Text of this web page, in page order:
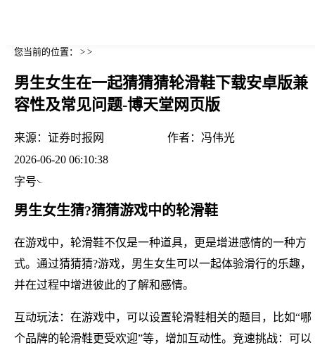
您当前的位置： > >
男生女生在一起猜猜猜轮滑鞋下载安卓版兼
容性及常见问题-博天堂网页版
来源： 证券时报网 作者： 冯伟光
2026-06-20 06:10:38
字号
男生女生猜?猜猜游戏中的轮滑鞋
在游戏中，轮滑鞋不仅是一种道具，更是增进感情的一种方
式。通过猜猜猜?游戏，男生女生可以一起体验滑行的乐趣，
并在过程中增进彼此的了解和感情。
互动玩法：在游戏中，可以设置轮滑鞋相关的题目，比如“哪
个品牌的轮滑鞋更受欢迎”等，增加互动性。竞速挑战：可以